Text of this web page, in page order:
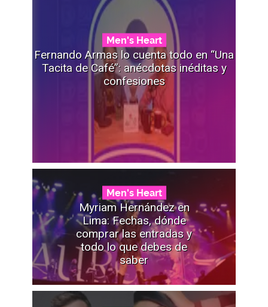
Men's Heart
Fernando Armas lo cuenta todo en “Una
Tacita de Café”: anécdotas inéditas y
confesiones
Men's Heart
Myriam Hernández en
Lima: Fechas, dónde
comprar las entradas y
todo lo que debes de
saber